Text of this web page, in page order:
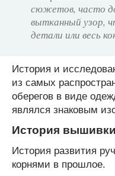
сюжетов, часто
вытканный узор,
детали или весь
История и
из самых
оберегов в виде
являлся знаковым
История вышивки
История развития
корнями в прошлое.